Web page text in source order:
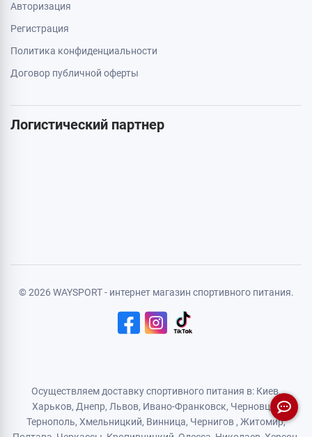
Авторизация
Регистрация
Политика конфиденциальности
Договор публичной оферты
Логистический партнер
© 2026 WAYSPORT - интернет магазин спортивного питания.
Осуществляем доставку спортивного питания в: Киев,
Харьков, Днепр, Львов, Ивано-Франковск, Черновцы,
Тернополь, Хмельницкий, Винница, Чернигов , Житомир,